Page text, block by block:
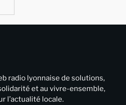
radio lyonnaise de solutions,
et au vivre-ensemble,
l’actualité locale.